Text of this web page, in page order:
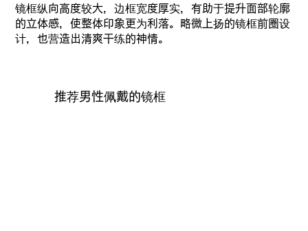
镜框纵向高度较大，边框宽度厚实，有助于提升面部轮廓
的立体感，使整体印象更为利落。略微上扬的镜框前圈设
计，也营造出清爽干练的神情。
推荐男性佩戴的镜框